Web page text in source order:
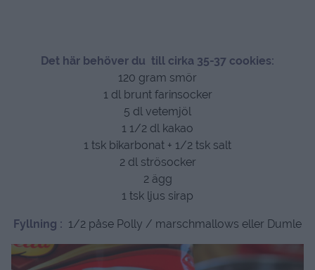
Det här behöver du till cirka 35-37 cookies:
120 gram smör
1 dl brunt farinsocker
5 dl vetemjöl
1 1/2 dl kakao
1 tsk bikarbonat + 1/2 tsk salt
2 dl strösocker
2 ägg
1 tsk ljus sirap
Fyllning : 1/2 påse Polly / marschmallows eller Dumle